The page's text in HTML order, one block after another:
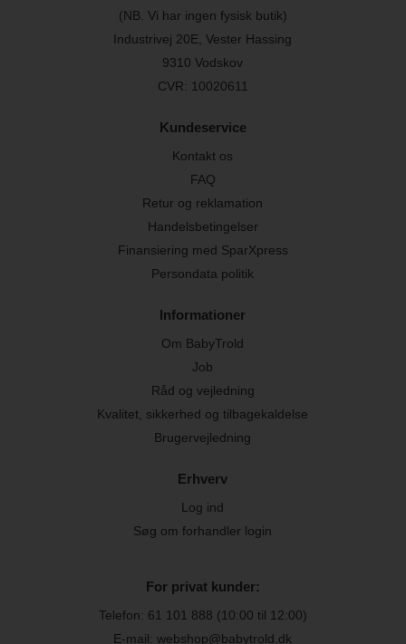
(NB. Vi har ingen fysisk butik)
Industrivej 20E, Vester Hassing
9310 Vodskov
CVR: 10020611
Kundeservice
Kontakt os
FAQ
Retur og reklamation
Handelsbetingelser
Finansiering med SparXpress
Persondata politik
Informationer
Om BabyTrold
Job
Råd og vejledning
Kvalitet, sikkerhed og tilbagekaldelse
Brugervejledning
Erhverv
Log ind
Søg om forhandler login
For privat kunder:
Telefon: 61 101 888 (10:00 til 12:00)
E-mail: webshop@babytrold.dk